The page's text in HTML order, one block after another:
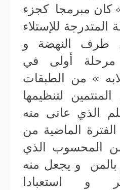
كان مبرمجا كجزء
المتدرجة للإستلاء
طرف النهضة و
أولى في
» من الطبقات
لتنظيمها
الذي عانى منه
الماضية من
المحسوب الذي
و يجعل منه
و استعبادا